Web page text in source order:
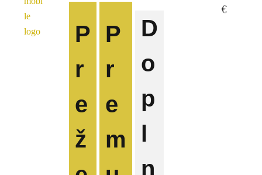
P
r
e
ž
P
r
e
m
D
o
p
l
n
€